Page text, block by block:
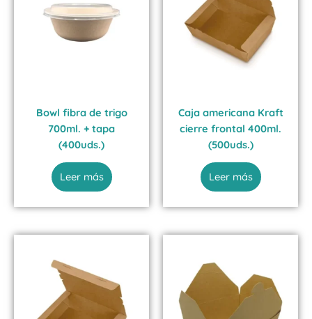
Bowl fibra de trigo
700ml. + tapa
(400uds.)
Leer más
Caja americana Kraft
cierre frontal 400ml.
(500uds.)
Leer más